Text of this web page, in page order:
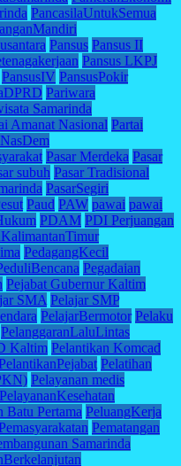
PancasilaUntukSemua
Pansus Pansus II
Pansus LKPJ
PansusIV PansusPokir
Pariwara
Samarinda
Amanat Nasional Partai
Pasar Merdeka Pasar
subuh Pasar Tradisional
PasarSegiri
Paud PAW pawai pawai
PDAM PDI Perjuangan
PedagangKecil
Pegadaian
Pejabat Gubernur Kaltim
SMA Pelajar SMP
PelajarBermotor Pelaku
PelanggaranLaluLintas
Kaltim Pelantikan Komcad
Pelatihan
Pelayanan medis
PelayananKesehatan
Batu Pertama PeluangKerja
Pematangan
Samarinda